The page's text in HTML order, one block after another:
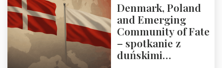
Denmark, Poland
and Emerging
Community of Fate
– spotkanie z
duńskimi